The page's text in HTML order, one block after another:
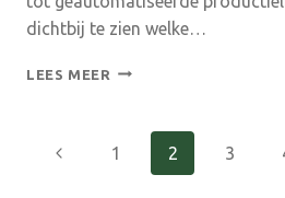
dichtbij te zien welke…
LEES MEER TECHNIEKDAG
CONTOUR
COVERING
Paginanavigatie
Vorige
1 2 3